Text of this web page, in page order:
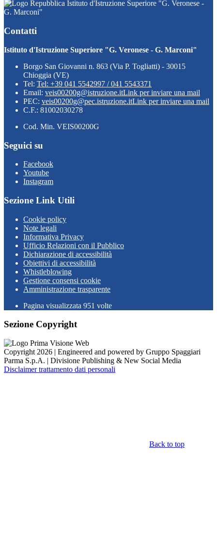
Istituto d'Istruzione Superiore "G. Veronese -
G. Marconi"
Contatti
Istituto d'Istruzione Superiore "G. Veronese - G. Marconi"
Borgo San Giovanni n. 863 (Via P. Togliatti) - 30015
Chioggia (VE)
Tel: Tel: +39 041 5542997 / 041 5543371
Email: veis00200g@istruzione.itLink per inviare una mail
PEC: veis00200g@pec.istruzione.itLink per inviare una mail
C.F.: 81002030278
Cod. Min. VEIS00200G
Seguici su
Facebook
Youtube
Instagram
Sezione Link Utili
Cookie policy
Note legali
Informativa Privacy
Ufficio Relazioni con il Pubblico
Dichiarazione di accessibilità
Obiettivi di accessibilità
Whistleblowing
Gestione consensi cookie
Amministrazione trasparente
Pagina visualizzata 951 volte
Sezione Copyright
Copyright 2026 | Engineered and powered by Gruppo Spaggiari
Parma S.p.A. | Divisione Publishing & New Social Media
Disclaimer trattamento dati personali
Back to top